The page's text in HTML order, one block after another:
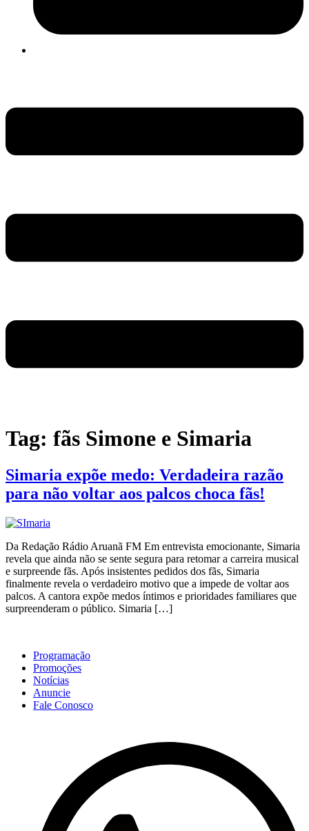
Tag: fãs Simone e Simaria
Simaria expõe medo: Verdadeira razão
para não voltar aos palcos choca fãs!
Da Redação Rádio Aruanã FM Em entrevista emocionante, Simaria
revela que ainda não se sente segura para retomar a carreira musical
e surpreende fãs. Após insistentes pedidos dos fãs, Simaria
finalmente revela o verdadeiro motivo que a impede de voltar aos
palcos. A cantora expõe medos íntimos e prioridades familiares que
surpreenderam o público. Simaria […]
Programação
Promoções
Notícias
Anuncie
Fale Conosco